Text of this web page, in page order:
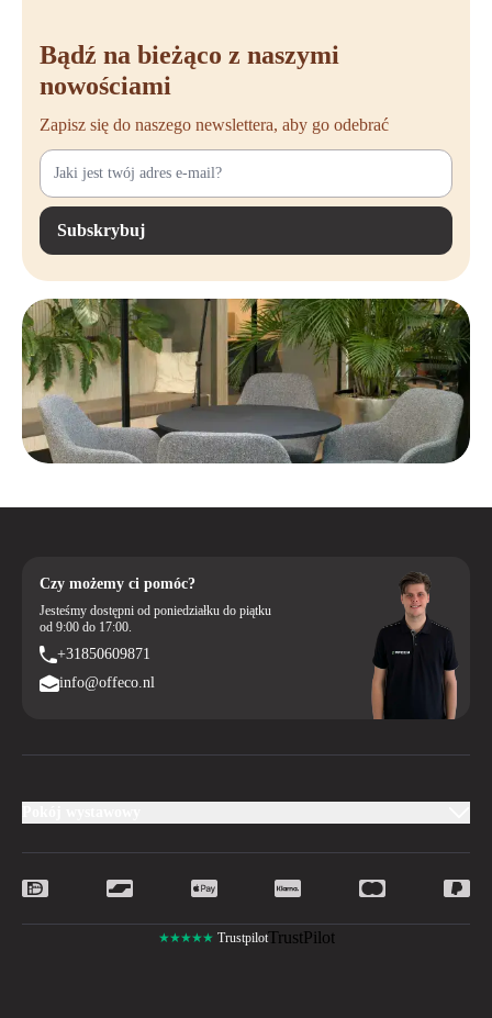
Bądź na bieżąco z naszymi
nowościami
Zapisz się do naszego newslettera, aby go odebrać
Subskrybuj
Czy możemy ci pomóc?
Jesteśmy dostępni od poniedziałku do piątku
od 9:00 do 17:00.
+31850609871
info@offeco.nl
★★★★★ TrustpilotTrustPilot